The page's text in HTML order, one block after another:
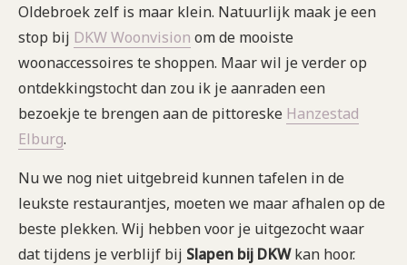
Oldebroek zelf is maar klein. Natuurlijk maak je een
stop bij DKW Woonvision om de mooiste
woonaccessoires te shoppen. Maar wil je verder op
ontdekkingstocht dan zou ik je aanraden een
bezoekje te brengen aan de pittoreske Hanzestad
Elburg.
Nu we nog niet uitgebreid kunnen tafelen in de
leukste restaurantjes, moeten we maar afhalen op de
beste plekken. Wij hebben voor je uitgezocht waar
dat tijdens je verblijf bij Slapen bij DKWkan hoor.